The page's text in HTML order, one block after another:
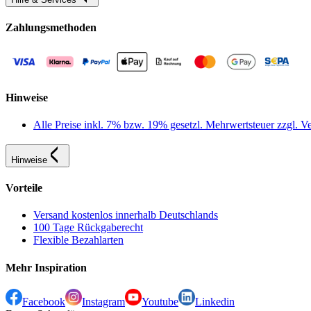
Zahlungsmethoden
Hinweise
Alle Preise inkl. 7% bzw. 19% gesetzl. Mehrwertsteuer zzgl.
Hinweise
Vorteile
Versand kostenlos innerhalb Deutschlands
100 Tage Rückgaberecht
Flexible Bezahlarten
Mehr Inspiration
Facebook Instagram Youtube
Linkedin